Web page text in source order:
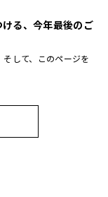
る、今年最後のご
して、このページを